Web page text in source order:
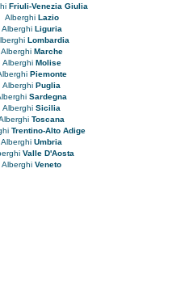
Friuli-Venezia Giulia
Alberghi Lazio
Alberghi Liguria
Lombardia
Alberghi Marche
Alberghi Molise
Piemonte
Alberghi Puglia
Sardegna
Alberghi Sicilia
Toscana
Trentino-Alto Adige
Alberghi Umbria
Valle D'Aosta
Alberghi Veneto